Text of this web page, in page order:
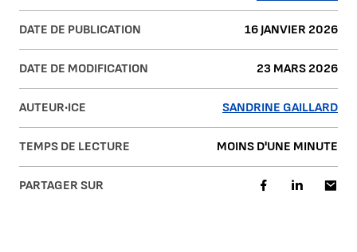
DATE DE PUBLICATION 16 JANVIER 2026
DATE DE MODIFICATION 23 MARS 2026
AUTEUR·ICE SANDRINE GAILLARD
TEMPS DE LECTURE MOINS D'UNE MINUTE
PARTAGER SUR